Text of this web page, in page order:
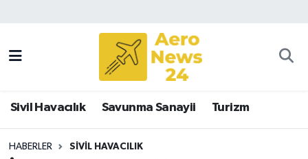
Sivil Havacılık Savunma Sanayii Turizm
HABERLER SIVIL HAVACILIK